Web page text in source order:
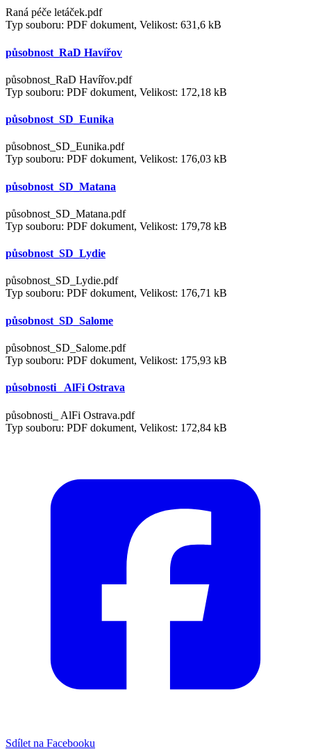
Raná péče letáček.pdf
Typ souboru: PDF dokument, Velikost: 631,6 kB
působnost_RaD Havířov
působnost_RaD Havířov.pdf
Typ souboru: PDF dokument, Velikost: 172,18 kB
působnost_SD_Eunika
působnost_SD_Eunika.pdf
Typ souboru: PDF dokument, Velikost: 176,03 kB
působnost_SD_Matana
působnost_SD_Matana.pdf
Typ souboru: PDF dokument, Velikost: 179,78 kB
působnost_SD_Lydie
působnost_SD_Lydie.pdf
Typ souboru: PDF dokument, Velikost: 176,71 kB
působnost_SD_Salome
působnost_SD_Salome.pdf
Typ souboru: PDF dokument, Velikost: 175,93 kB
působnosti_ AlFi Ostrava
působnosti_ AlFi Ostrava.pdf
Typ souboru: PDF dokument, Velikost: 172,84 kB
Sdílet na Facebooku